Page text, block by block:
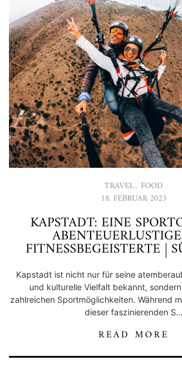
TRAVEL, FOOD
18. FEBRUAR 2023
KAPSTADT: EINE
FITNESSBEGEISTERTE |
Kapstadt ist nicht nur für seine
und kulturelle Vielfalt bekannt,
zahlreichen Sportmöglichkeiten. Während
dieser faszinierenden S…
READ MORE